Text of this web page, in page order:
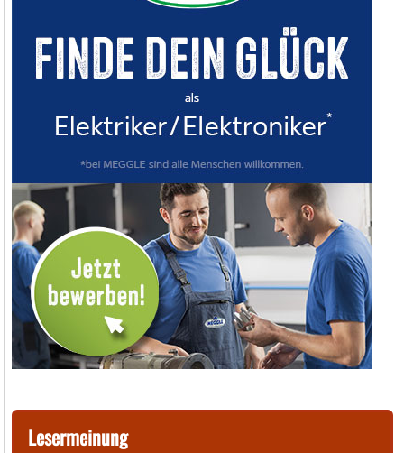
Lesermeinung